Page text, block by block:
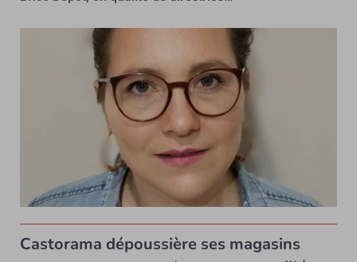
Castorama dépoussière ses magasins